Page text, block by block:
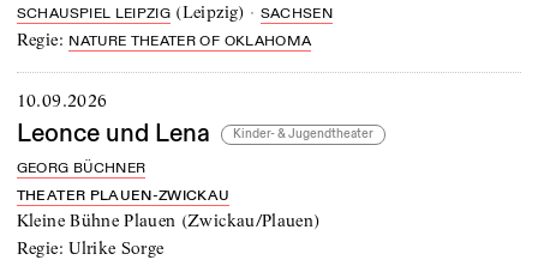
SCHAUSPIEL LEIPZIG (Leipzig) · SACHSEN
Regie: NATURE THEATER OF OKLAHOMA
10.09.2026
Leonce und Lena Kinder- & Jugendtheater
GEORG BÜCHNER
THEATER PLAUEN-ZWICKAU
Kleine Bühne Plauen (Zwickau/Plauen)
Regie:Ulrike Sorge